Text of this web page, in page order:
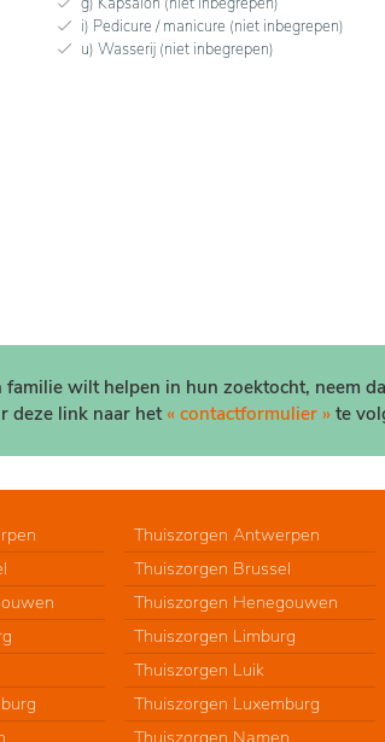
i) Pedicure / manicure (niet inbegrepen)
u) Wasserij (niet inbegrepen)
wilt helpen in hun zoektocht, neem
deze link naar het « contactformulier » te
Thuiszorgen Antwerpen
Thuiszorgen Brussel
Thuiszorgen Henegouwen
Thuiszorgen Limburg
Thuiszorgen Luik
Thuiszorgen Luxemburg
Thuiszorgen Namen